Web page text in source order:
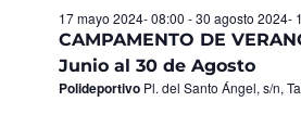
CAMPAMENTO DE
Junio al 30 de Agosto
17 mayo 2024- 08:00 -30 agosto 2024-
Polideportivo Pl. del Santo Ángel, s/n,